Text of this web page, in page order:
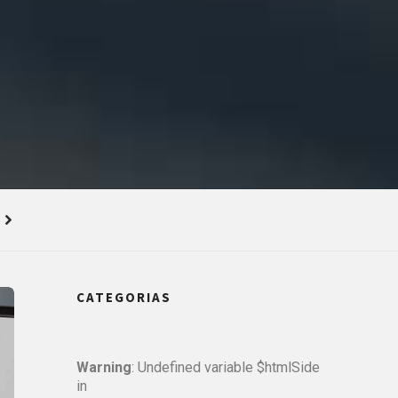
CATEGORIAS
Warning: Undefined variable $htmlSide
in